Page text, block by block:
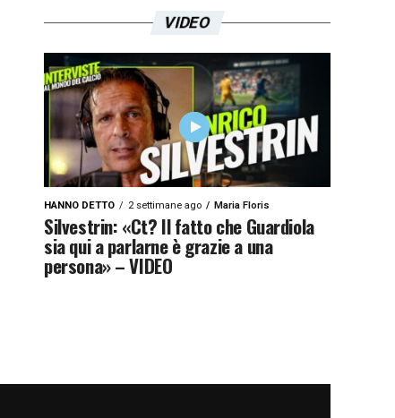
VIDEO
HANNO DETTO 2 settimane ago Maria Floris
Silvestrin: «Ct? Il fatto che Guardiola
sia qui a parlarne è grazie a una
persona» – VIDEO